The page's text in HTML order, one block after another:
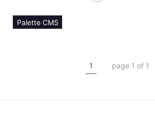
Palette CMS
コンテンツタイプ【user】
1 page 1 of 1